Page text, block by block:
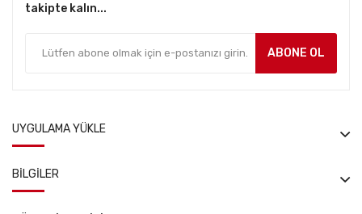
takipte kalın...
ABONE OL
UYGULAMA YÜKLE
BILGILER